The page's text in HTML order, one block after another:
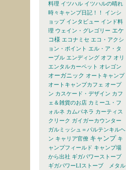
料理 イツハル イツハルの晴れ
時々キャンプ日記！！
インシ
ョップ インタビュー インド料
理 ウェイン・グレゴリー エケ
コ様 エコナミセ エコ・アクシ
ョン・ポイント エル・ア・タ
ーブル エンディング オフ オリ
エンタルカーペット オレゴン
オーガニック オートキャンプ
オートキャンプカフェ オープ
ン カスケード・デザイン カフ
ェ＆雑貨のお店 カミーユ・フ
ォルネ カムパネラ カーティス
クリーク ガイガーカウンター
ガルミッシュ＝パルテンキルヘ
ン キャリア官僚 キャンプ キ
ャンプフィールド キャンプ場
から出社 ギガパワーストーブ
ギガパワーLIストーブ メタル